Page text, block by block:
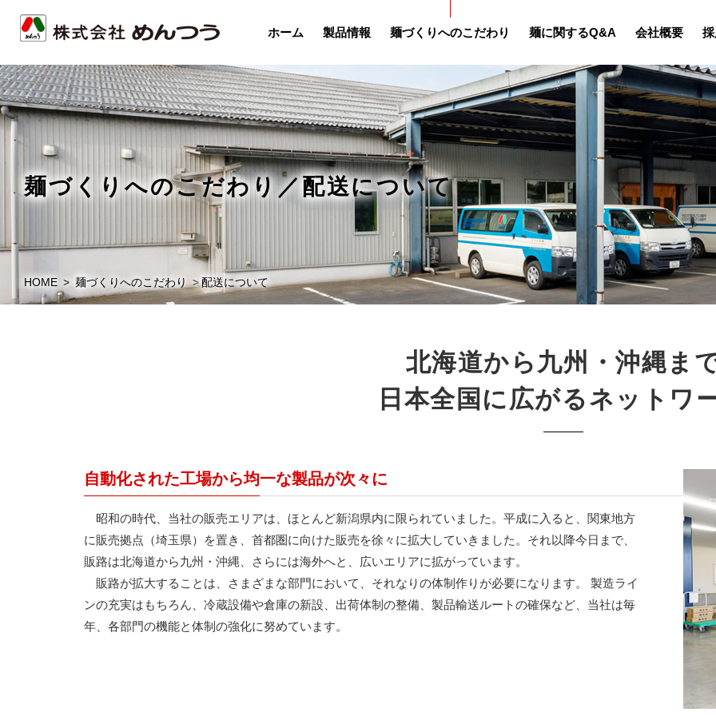
ホーム 製品情報 麺づくりへのこだわり 麺に関するQ&A 会社概要
麺づくりへのこだわり／配送について
HOME 麺づくりへのこだわり 配送について
北海道から九州・沖縄ま
日本全国に広がるネットワ
自動化された工場から均一な製品が次々に
昭和の時代、当社の販売エリアは、ほとんど新潟県内に限られていました。平成に入ると、関東地方
に販売拠点（埼玉県）を置き、首都圏に向けた販売を徐々に拡大していきました。それ以降今日まで、
販路は北海道から九州・沖縄、さらには海外へと、広いエリアに拡がっています。
販路が拡大することは、さまざまな部門において、それなりの体制作りが必要になります。 製造ライ
ンの充実はもちろん、冷蔵設備や倉庫の新設、出荷体制の整備、製品輸送ルートの確保など、当社は毎
年、各部門の機能と体制の強化に努めています。